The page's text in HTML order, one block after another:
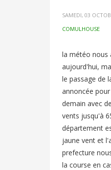
SAMEDI, 03
COMULHOUSE
la météo nous
aujourd'hui,
le passage de
annoncée
demain avec
vents jusqu'à
département
jaune vent et
prefecture
la course en